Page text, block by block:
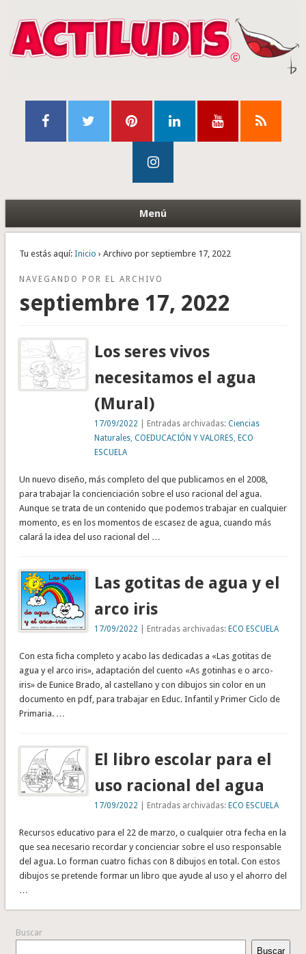
Menú
Tu estás aquí: Inicio › Archivo por septiembre 17, 2022
NAVEGANDO POR EL ARCHIVO
septiembre 17, 2022
Los seres vivos
necesitamos el agua
(Mural)
17/09/2022 | Entradas archivadas:Ciencias
Naturales ,COEDUCACIÓN Y VALORES ,ECO
ESCUELA
Un nuevo diseño, más completo del que publicamos en el 2008,
para trabajar la concienciación sobre el uso racional del agua.
Aunque se trata de un contenido que podemos trabajar en cualquier
momento, es en los momentos de escasez de agua, cuando más
calará la idea del uso racional del …
Las gotitas de agua y el
arco iris
17/09/2022 | Entradas archivadas:ECO ESCUELA
Con esta ficha completo y acabo las dedicadas a «Las gotitas de
agua y el arco iris», adaptación del cuento «As gotinhas e o arco-
iris» de Eunice Brado, al castellano y con dibujos sin color en un
documento en pdf, para trabajar en Educ. Infantil y Primer Ciclo de
Primaria. …
El libro escolar para el
uso racional del agua
17/09/2022 | Entradas archivadas:ECO ESCUELA
Recursos educativo para el 22 de marzo, o cualquier otra fecha en la
que sea necesario recordar y concienciar sobre el uso responsable
del agua. Lo forman cuatro fichas con 8 dibujos en total. Con estos
dibujos se pretende formar un libro que ayude al uso y el ahorro del
…
Buscar
Buscar